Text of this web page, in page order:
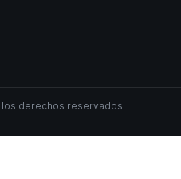
los derechos reservados